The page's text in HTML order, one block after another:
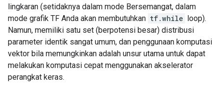
lingkaran (setidaknya dalam mode Bersemangat, dalam
mode grafik TF Anda akan membutuhkan tf.while loop).
Namun, memiliki satu set (berpotensi besar) distribusi
parameter identik sangat umum, dan penggunaan komputasi
vektor bila memungkinkan adalah unsur utama untuk dapat
melakukan komputasi cepat menggunakan akselerator
perangkat keras.